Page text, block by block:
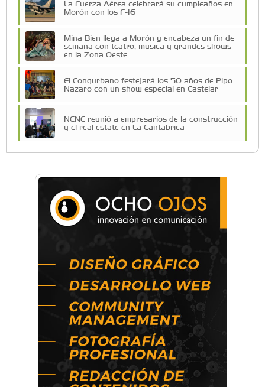
La Fuerza Aérea celebrará su cumpleaños en
Morón con los F-16
Mina Bien llega a Morón y encabeza un fin de
semana con teatro, música y grandes shows
en la Zona Oeste
El Congurbano festejará los 50 años de Pipo
Nazaro con un show especial en Castelar
NENE reunió a empresarios de la construcción
y el real estate en La Cantábrica
Una compañía teatral de Castelar competirá
por el Premio FEBA Cultura
Mariana Croce: "Hoy las empresas necesitan
un asesoramiento integral para crecer con
seguridad"
Música, teatro, yoga, danza y mucho más:
Conocé todos los talleres para aprender y
disfrutar en la Zona Oeste